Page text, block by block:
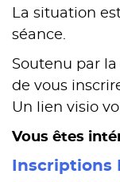
La situation
séance.
Soutenu par la
de vous
Un lien visio
Vous êtes
Inscriptions